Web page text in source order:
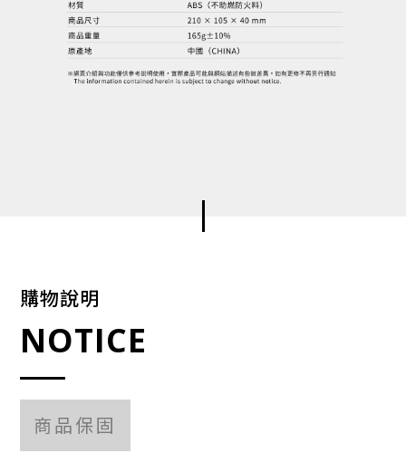
購物說明
NOTICE
商品保固